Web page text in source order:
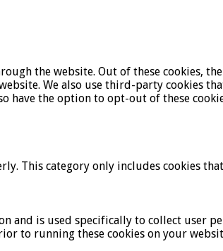
the website. Out of these cookies,
We also use third-party cookies
the option to opt-out of these
This category only includes cookies
is used specifically to collect user
to running these cookies on your